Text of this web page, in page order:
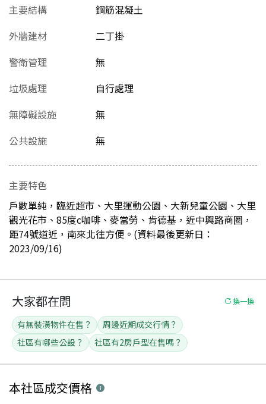
主要結構
鋼筋混凝土
外牆建材
二丁掛
警衛管理
無
垃圾處理
自行處理
無障礙設施
無
公共設施
無
主要特色
戶數單純，臨近超市、大里運動公園、大新兒童公園、大里
觀光花市、85度c咖啡、麥當勞、肯德基，近中興路商圈，
距74號道近，南來北往方便。(資料最後更新日：
2023/09/16)
大家都在問 換一換
有無裝潢物件在售？
周邊近期成交行情？
社區有哪些公設？
社區有2房戶型在售嗎？
本社區成交價格